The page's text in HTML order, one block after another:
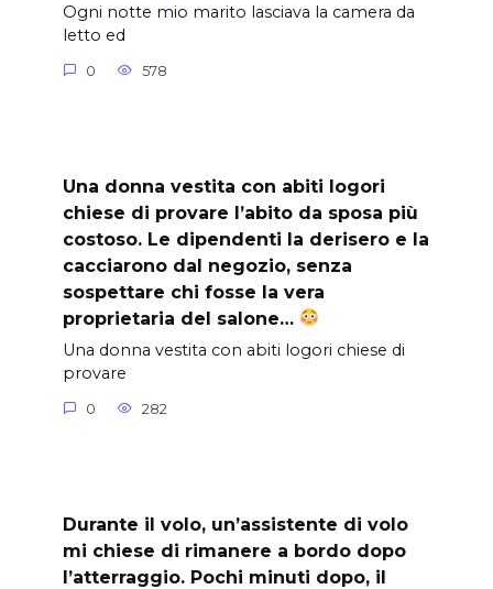
Ogni notte mio marito lasciava la camera da
letto ed
0 578
Una donna vestita con abiti logori
chiese di provare l’abito da sposa più
costoso. Le dipendenti la derisero e la
cacciarono dal negozio, senza
sospettare chi fosse la vera
proprietaria del salone…
Una donna vestita con abiti logori chiese di
provare
0 282
Durante il volo, un’assistente di volo
mi chiese di rimanere a bordo dopo
l’atterraggio. Pochi minuti dopo, il